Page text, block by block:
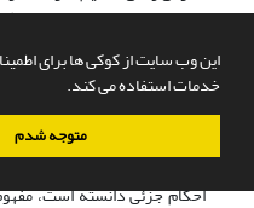
این وب سایت از کوکی ها برای
خدمات استفاده می کند.
متوجه شدم
فراوانی که به آن وارد شده
ضابطة دقیق بودن ساقط
مصداق‌هایی همچون حفظ نظام
بالا مورد خدشه قرار داده
جان را در بسیاری از موارد
احکام جزئی دانسته است،